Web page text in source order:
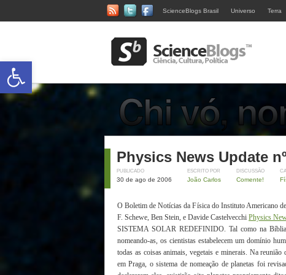
ScienceBlogs Brasil Universo Terra
Physics News Update
PUBLICADO
30 de ago de 2006
ESCRITO POR
João Carlos
DISCUSSÃO
Comente!
O Boletim de Notícias da Física do Instituto Americano
F. Schewe, Ben Stein, e Davide Castelvecchi Physics
SISTEMA SOLAR REDEFINIDO. Tal como na
nomeando-as, os cientistas estabelecem um domínio
todas as coisas animais, vegetais e minerais. Na
em Praga, o sistema de nomeação de planetas foi
Abrir a barra de ferramentas